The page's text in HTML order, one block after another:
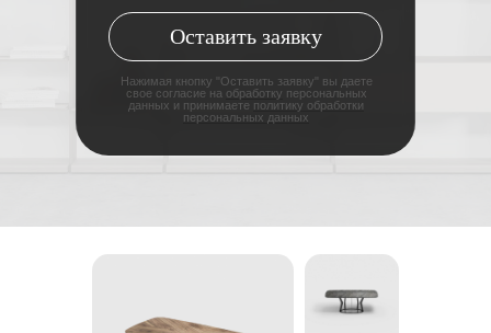
Нажимая кнопку "Оставить заявку" вы даете
свое согласие на обработку персональных
данных и принимаете политику обработки
персональных данных
Оставить заявку